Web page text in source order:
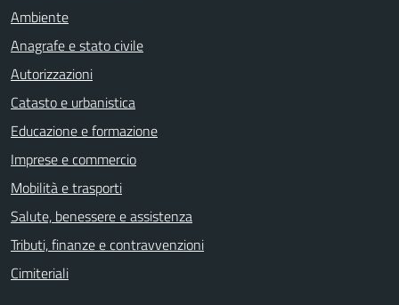
Ambiente
Anagrafe e stato civile
Autorizzazioni
Catasto e urbanistica
Educazione e formazione
Imprese e commercio
Mobilità e trasporti
Salute, benessere e assistenza
Tributi, finanze e contravvenzioni
Cimiteriali